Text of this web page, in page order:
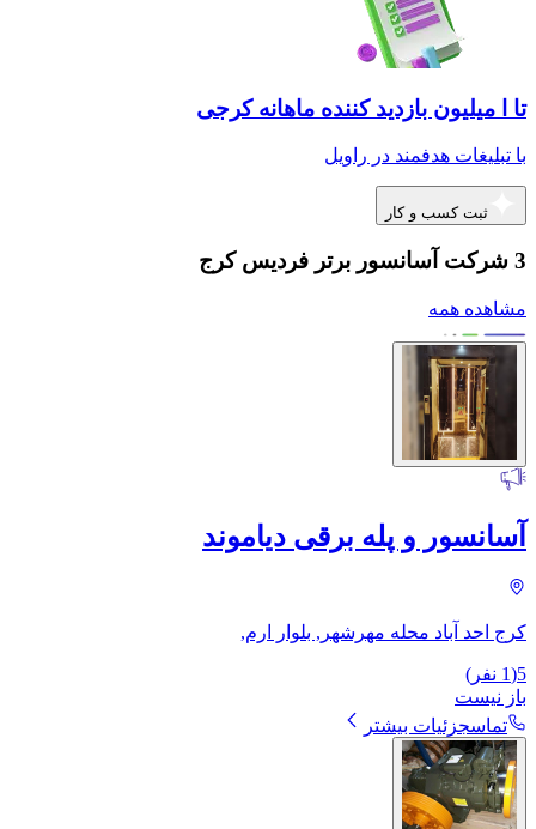
تا ا میلیون بازدید کننده ماهانه کرجی
با تبلیغات هدفمند در راویل
ثبت کسب و کار
3 شرکت آسانسور برتر فردیس کرج
مشاهده همه
آسانسور و پله برقی دیاموند
کرج احد آباد محله مهرشهر, بلوار ارم,
5
(
1 نفر)
باز نیست
تماسجزئیات بیشتر